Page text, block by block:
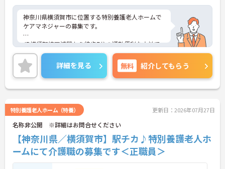
神奈川県横須賀市に位置する特別養護老人ホームで
ケアマネジャーの募集です。
JR横須賀線田浦駅から徒歩7分の通勤便利な立地で
す。日勤のみで月平均残業3時間と少なく、ワークラ
イフバランスを保ちながら働きやすい環境です。賞
与実績4ヶ月分や住宅手当の支給もあり、待遇面も
魅力です。社内外研修制度が整っており、スキルア
ップも目指せます。
■ 働きやすさを大切にできる環境
メリハリをつけて働きやすい環境です
・日勤のみの勤務
・月平均残業3時間
・年間休日112日
詳細を見る 無料 紹介してもらう
特別養護老人ホーム（特養） 更新日：2026年07月27日
名称非公開 ※詳細はお問合せください
【神奈川県／横須賀市】駅チカ♪特別養護老人ホ
ームにて介護職の募集です＜正職員＞